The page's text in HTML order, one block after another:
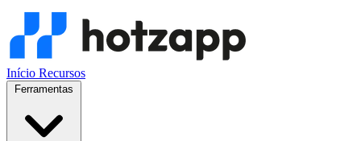
Início Recursos